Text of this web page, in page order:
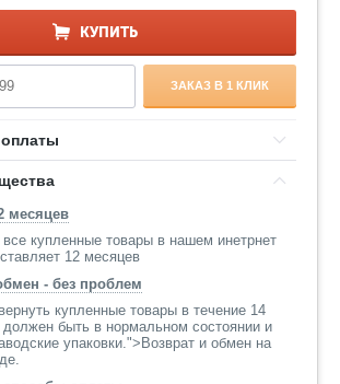
КУПИТЬ
ЗАКАЗ В 1 КЛИК
месяцев
все купленные товары в нашем инетрнет
12 месяцев
- без проблем
купленные товары в течение 14
должен быть в нормальном состоянии и
упаковки.">Возврат и обмен на